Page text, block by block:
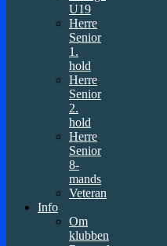
U19
Herre
Senior
1.
hold
Herre
Senior
2.
hold
Herre
Senior
8-
mands
Veteran
Info
Om
klubben